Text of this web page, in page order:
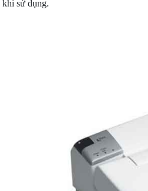
khi sử dụng.